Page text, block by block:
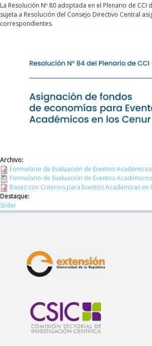
La Resolución Nº 80 adoptada en el Plenario de CCI
sujeta a Resolución del Consejo Directivo Central
correspondientes.
Archivo:
Formulario de Evaluación de Eventos
Formulario de Evaluación de Eventos
Bases con Criterios para Eventos Académicas en
Destaque:
Slider